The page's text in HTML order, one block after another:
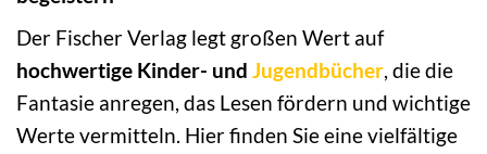
Der Fischer Verlag legt großen Wert auf
hochwertige Kinder- und Jugendbücher, die die
Fantasie anregen, das Lesen fördern und wichtige
Werte vermitteln. Hier finden Sie eine vielfältige